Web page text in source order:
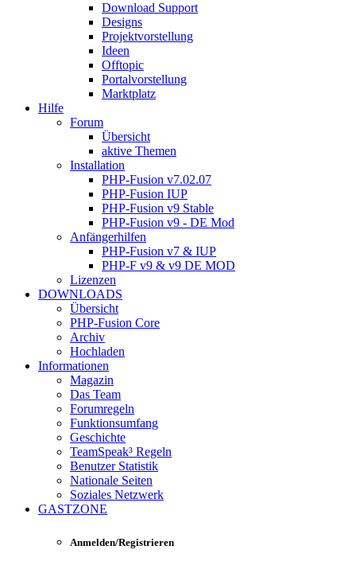
Download Support
Designs
Projektvorstellung
Ideen
Offtopic
Portalvorstellung
Marktplatz
Hilfe
Forum
Übersicht
aktive Themen
Installation
PHP-Fusion v7.02.07
PHP-Fusion IUP
PHP-Fusion v9 Stable
PHP-Fusion v9 - DE Mod
Anfängerhilfen
PHP-Fusion v7 & IUP
PHP-F v9 & v9 DE MOD
Lizenzen
DOWNLOADS
Übersicht
PHP-Fusion Core
Archiv
Hochladen
Informationen
Magazin
Das Team
Forumregeln
Funktionsumfang
Geschichte
TeamSpeak³ Regeln
Benutzer Statistik
Nationale Seiten
Soziales Netzwerk
GASTZONE
Anmelden/Registrieren